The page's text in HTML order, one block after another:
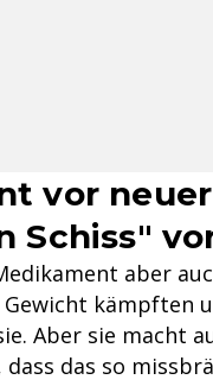
vor
Schiss"
aber
kämpften
Aber sie macht
dass das so